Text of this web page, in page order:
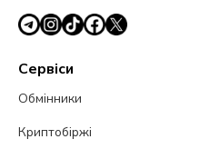
Сервіси
Обмінники
Криптобіржі